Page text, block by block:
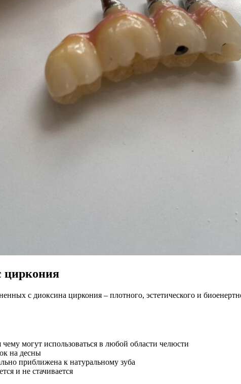
циркония
с диоксина циркония – плотного, эстетического и
чему могут использоваться в любой области челюсти
на десны
приближена к натуральному зуба
и не стачивается